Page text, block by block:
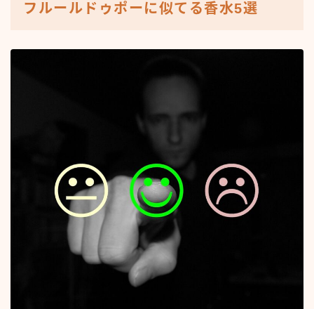
フルールドゥポーに似てる香水5選